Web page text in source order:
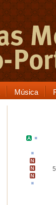
Música
5